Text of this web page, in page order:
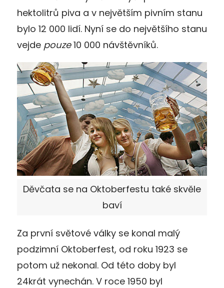
hektolitrů piva a v největším pivním stanu
bylo 12 000 lidí. Nyní se do největšího stanu
vejde pouze10 000 návštěvníků.
Děvčata se na Oktoberfestu také skvěle
baví
Za první světové války se konal malý
podzimní Oktoberfest, od roku 1923 se
potom už nekonal. Od této doby byl
24krát vynechán. V roce 1950 byl